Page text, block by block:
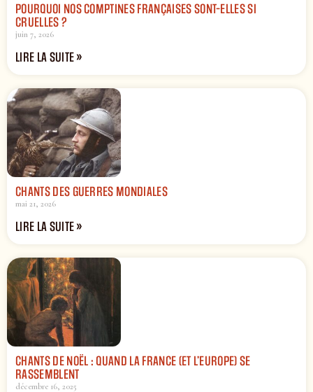
POURQUOI NOS COMPTINES FRANÇAISES SONT-ELLES SI
CRUELLES ?
juin 7, 2026
LIRE LA SUITE »
CHANTS DES GUERRES MONDIALES
mai 21, 2026
LIRE LA SUITE »
CHANTS DE NOËL : QUAND LA FRANCE (ET L’EUROPE) SE
RASSEMBLENT
décembre 16, 2025